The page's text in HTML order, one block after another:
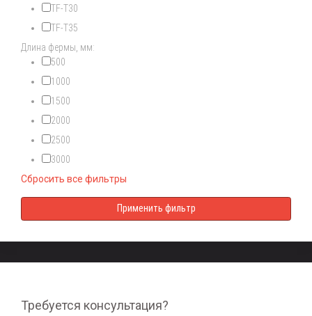
TF-T30
TF-T35
Длина фермы, мм:
500
1000
1500
2000
2500
3000
Сбросить все фильтры
Требуется консультация?